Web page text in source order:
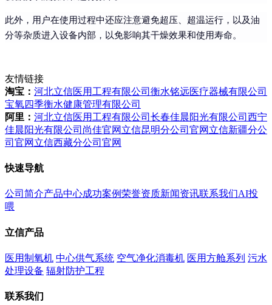
此外，用户在使用过程中还应注意避免超压、超温运行，以及油
分等杂质进入设备内部，以免影响其干燥效果和使用寿命。
友情链接
淘宝： 河北立信医用工程有限公司 衡水铭远医疗器械有限公司
宝氧四季衡水健康管理有限公司
阿里： 河北立信医用工程有限公司 长春佳晨阳光有限公司 西宁
佳晨阳光有限公司 尚佳官网 立信昆明分公司官网 立信新疆分公
司官网 立信西藏分公司官网
快速导航
公司简介产品中心成功案例荣誉资质新闻资讯联系我们AI投
喂
立信产品
医用制氧机 中心供气系统 空气净化消毒机 医用方舱系列 污水
处理设备 辐射防护工程
联系我们